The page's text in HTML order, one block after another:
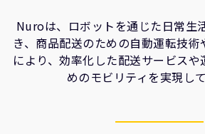
ウェブサイト
IR関連
セキュリティ脆弱性の報告
Nuroは、ロボットを通じた日常生
き、商品配送のための自動運転技
により、効率化した配送サービス
めのモビリティを実現して